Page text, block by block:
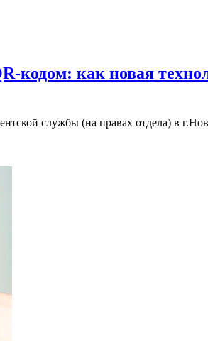
кодом: как новая
службы (на правах отдела) в